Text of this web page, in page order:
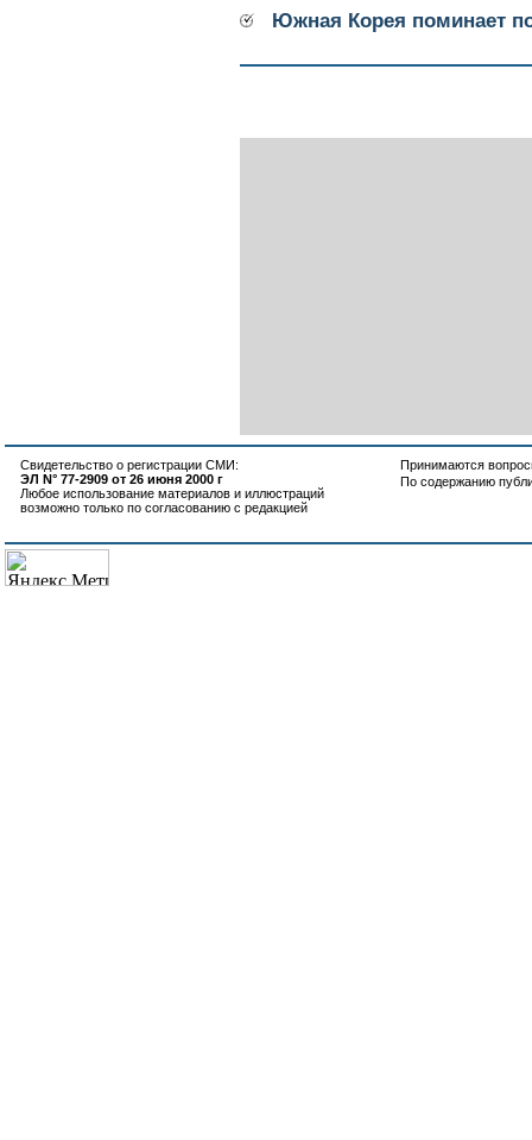
Южная Корея поминает
Свидетельство о регистрации СМИ:
ЭЛ N° 77-2909 от 26 июня 2000 г
Любое использование материалов и иллюстраций
возможно только по согласованию с редакцией
Принимаются
По содержанию